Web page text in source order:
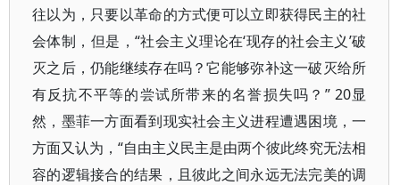
往以为，只要以革命的方式便可以立即获得民主的社
会体制，但是，“社会主义理论在‘现存的社会主义’破
灭之后，仍能继续存在吗？它能够弥补这一破灭给所
有反抗不平等的尝试所带来的名誉损失吗？” 20显
然，墨菲一方面看到现实社会主义进程遭遇困境，一
方面又认为，“自由主义民主是由两个彼此终究无法相
容的逻辑接合的结果，且彼此之间永远无法完美的调